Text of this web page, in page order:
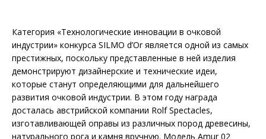
Категория «Технологические инновации в очковой
индустрии» конкурса SILMO d’Or является одной из самых
престижных, поскольку представленные в ней изделия
демонстрируют дизайнерские и технические идеи,
которые станут определяющими для дальнейшего
развития очковой индустрии. В этом году награда
досталась австрийской компании Rolf Spectacles,
изготавливающей оправы из различных пород древесины,
натурального рога и камня вручную. Модель Amur 02